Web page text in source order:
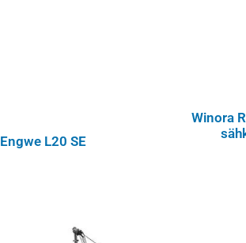
Engwe L20 SE
Winora